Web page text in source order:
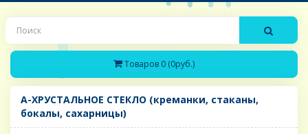
Товаров 0 (0руб.)
A-ХРУСТАЛЬНОЕ СТЕКЛО (креманки, стаканы,
бокалы, сахарницы)